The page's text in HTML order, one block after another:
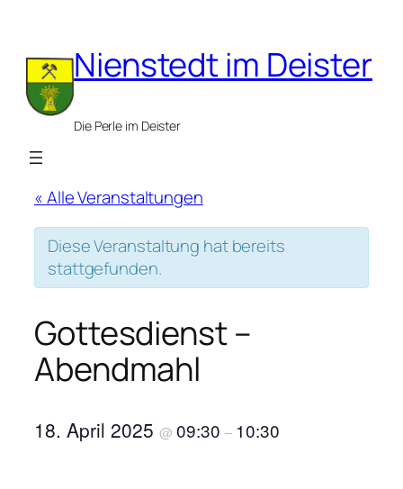
Nienstedt im Deister
Die Perle im Deister
« Alle Veranstaltungen
Diese Veranstaltung hat bereits
stattgefunden.
Gottesdienst –
Abendmahl
18. April 2025 @ 09:30 – 10:30